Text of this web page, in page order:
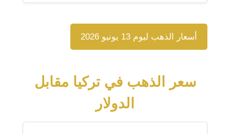
أسعار الذهب ليوم 13 يونيو 2026
سعر الذهب في تركيا مقابل
الدولار